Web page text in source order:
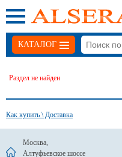
КАТАЛОГ
Раздел не найден
Как купить \ Доставка
Москва,
Алтуфьевское шоссе